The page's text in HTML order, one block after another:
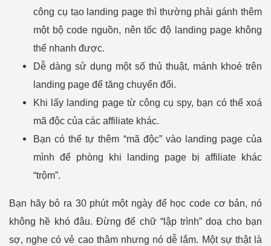
công cụ tạo landing page thì thường phải gánh thêm
một bộ code nguồn, nên tốc độ landing page không
thể nhanh được.
Dễ dàng sử dụng một số thủ thuật, mánh khoé trên
landing page để tăng chuyển đổi.
Khi lấy landing page từ công cụ spy, bạn có thể xoá
mã độc của các affiliate khác.
Bạn có thể tự thêm “mã độc” vào landing page của
mình để phòng khi landing page bị affiliate khác
“trộm”.
Bạn hãy bỏ ra 30 phút một ngày để học code cơ bản, nó
không hề khó đâu. Đừng để chữ “lập trình” doạ cho bạn
sợ, nghe có vẻ cao thâm nhưng nó dễ lắm. Một sự thật là